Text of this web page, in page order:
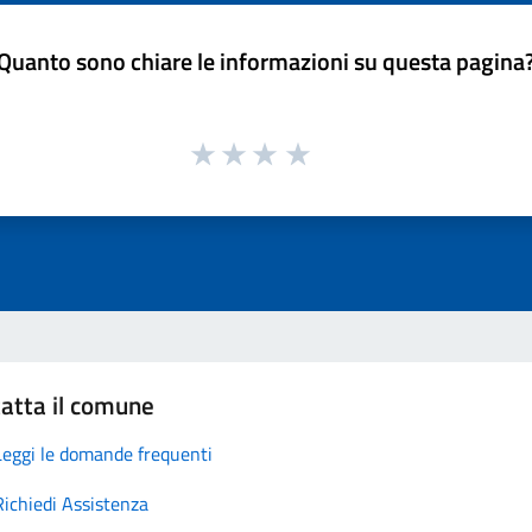
sono chiare le informazioni su questa
il comune
le domande frequenti
Assistenza